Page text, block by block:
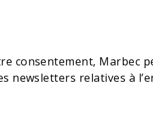
consentement, Marbec
newsletters relatives à